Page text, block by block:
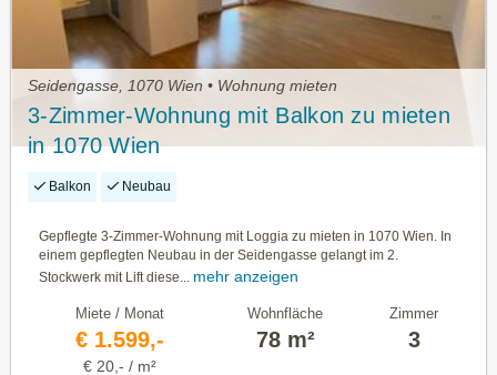
Seidengasse, 1070 Wien • Wohnung mieten
3-Zimmer-Wohnung mit Balkon zu mieten
in 1070 Wien
Balkon Neubau
Gepflegte 3-Zimmer-Wohnung mit Loggia zu mieten in 1070 Wien. In
einem gepflegten Neubau in der Seidengasse gelangt im 2.
Stockwerk mit Lift diese... mehr anzeigen
Miete / Monat
€ 1.599,-
€ 20,- / m²
Wohnfläche
78 m²
Zimmer
3